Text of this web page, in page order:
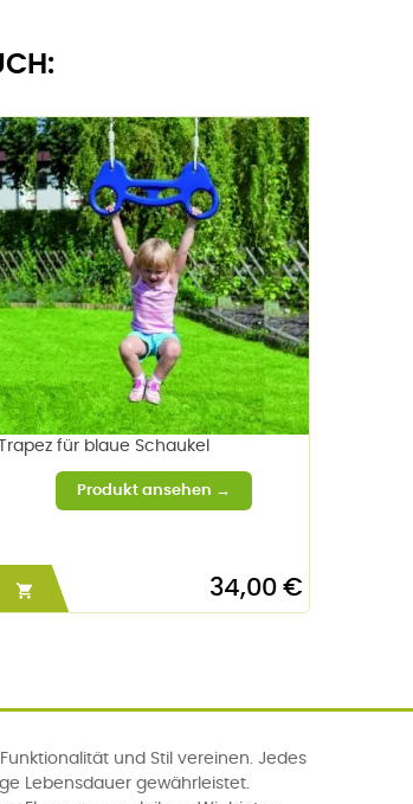
Trapez für blaue Schaukel
 34,00 €
und Stil vereinen. Jedes
Lebensdauer gewährleistet.